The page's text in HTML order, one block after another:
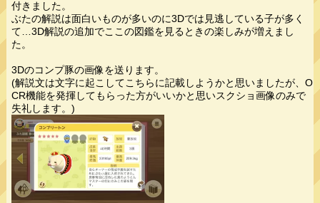
付きました。
ぶたの解説は面白いものが多いのに3Dでは見逃している子が多く
て…3D解説の追加でここの図鑑を見るときの楽しみが増えまし
た。
3Dのコンプ豚の画像を送ります。
(解説文は文字に起こしてこちらに記載しようかと思いましたが、O
CR機能を発揮してもらった方がいいかと思いスクショ画像のみで
失礼します。)